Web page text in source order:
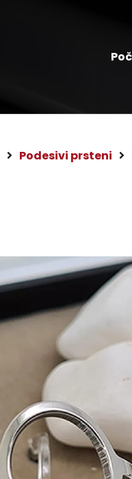
Podesivi prsteni